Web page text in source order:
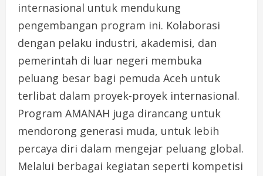
internasional untuk mendukung
pengembangan program ini. Kolaborasi
dengan pelaku industri, akademisi, dan
pemerintah di luar negeri membuka
peluang besar bagi pemuda Aceh untuk
terlibat dalam proyek-proyek internasional.
Program AMANAH juga dirancang untuk
mendorong generasi muda, untuk lebih
percaya diri dalam mengejar peluang global.
Melalui berbagai kegiatan seperti kompetisi